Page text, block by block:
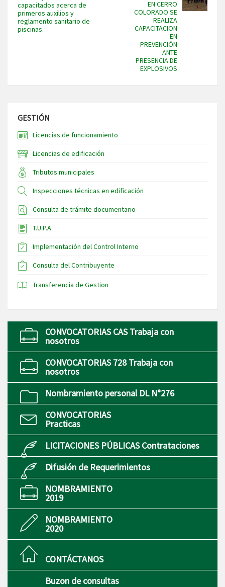
capacitados acerca de
primeros auxilios y
reglamento sanitario de
piscinas.
EN CERRO
COLORADO SE
REALIZA
CAPACITACION
EN
PREVENCIÓN
ANTE
PRESENCIA DE
EXPLOSIVOS
GESTIÓN
Licencias de funcionamiento
Licencias de edificación
Tributos municipales
Inspecciones técnicas en edificación
Consulta de trámite documentario
T.U.P.A.
Implementación del Control Interno
Consulta del Contribuyente
Transferencia de Gestion
CONVOCATORIAS CAS Trabaja con
nosotros
CONVOCATORIAS 728 Trabaja con
nosotros
Nombramiento personal DL N°276
CONVOCATORIAS
Practicas
LICITACIONES PÚBLICAS Contrataciones
Difusión de Requerimientos
NOMBRAMIENTO
2019
NOMBRAMIENTO
2020
CONTÁCTANOS
Buzon de consultas